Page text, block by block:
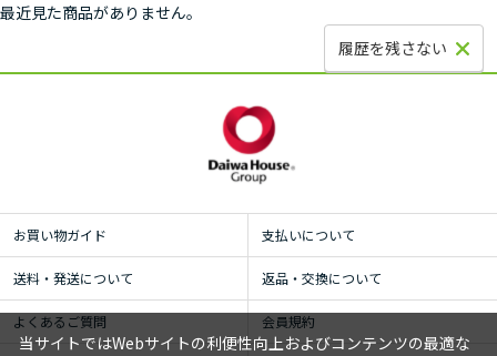
最近見た商品がありません。
履歴を残さない
お買い物ガイド 支払いについて
送料・発送について 返品・交換について
よくあるご質問 会員規約
当サイトではWebサイトの利便性向上およびコンテンツの最適な